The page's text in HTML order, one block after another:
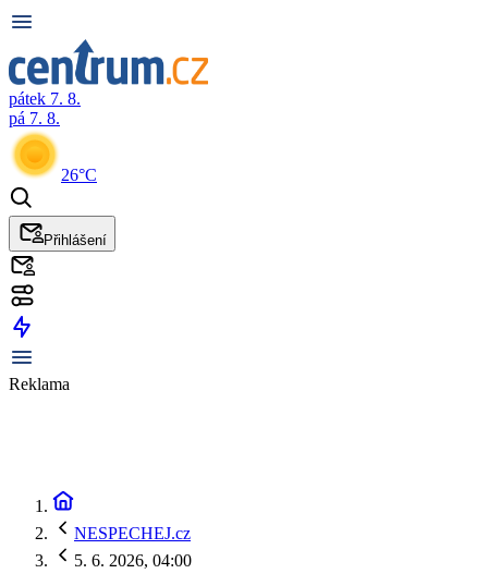
pátek 7. 8.
pá 7. 8.
26°C
Přihlášení
Reklama
NESPECHEJ.cz
5. 6. 2026, 04:00